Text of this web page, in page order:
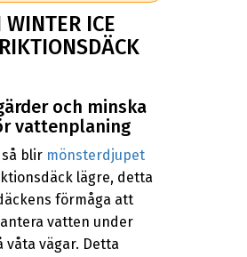
WINTER ICE
och minska
vattenplaning
blir mönsterdjupet
lägre, detta
förmåga att
vatten under
våta vägar. Detta